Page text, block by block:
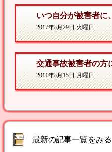
2017年8月29日 火曜日
交通事故被害者の方
2011年8月15日 月曜日
最新の記事一覧をみる